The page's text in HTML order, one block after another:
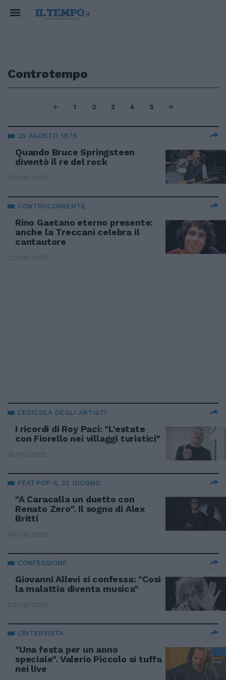
Controtempo
1 2 3 4 5
25 AGOSTO 1975
Quando Bruce Springsteen
diventò il re del rock
25/08/2025
CONTROCORRENTE
Rino Gaetano eterno presente:
anche la Treccani celebra il
cantautore
22/08/2025
L'EDICOLA DEGLI ARTISTI
I ricordi di Roy Paci: "L'estate
con Fiorello nei villaggi turistici"
16/06/2025
FEAT.POP IL 22 GIUGNO
"A Caracalla un duetto con
Renato Zero". Il sogno di Alex
Britti
04/06/2025
CONFESSIONE
Giovanni Allevi si confessa: "Così
la malattia diventa musica"
03/06/2025
L'INTERVISTA
"Una festa per un anno
speciale". Valerio Piccolo si tuffa
nei live